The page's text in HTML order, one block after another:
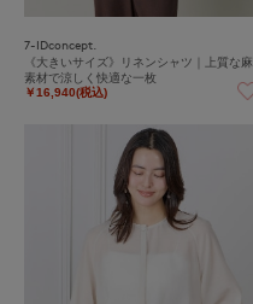
7-IDconcept.
《大きいサイズ》リネンシャツ｜上質な麻
素材で涼しく快適な一枚
￥16,940(税込)